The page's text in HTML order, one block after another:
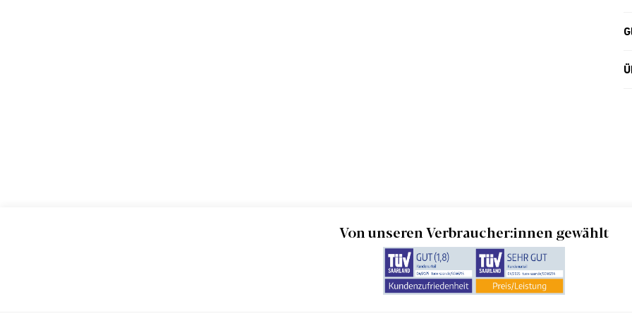
Von unseren Verbraucher:innen gewählt